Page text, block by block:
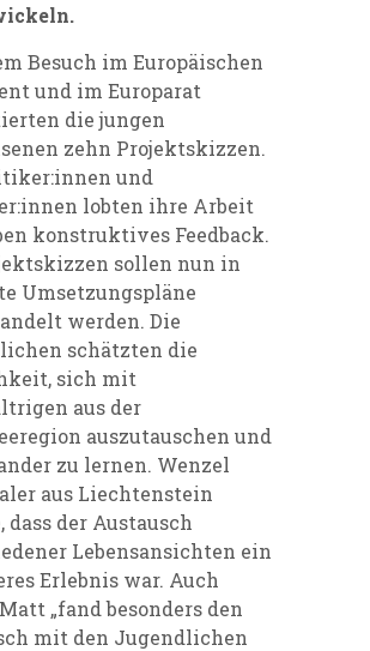
Besuch im Europäischen
und im Europarat
die jungen
zehn Projektskizzen.
und
lobten ihre Arbeit
konstruktives Feedback.
sollen nun in
Umsetzungspläne
werden. Die
schätzten die
sich mit
aus der
auszutauschen und
zu lernen. Wenzel
aus Liechtenstein
dass der Austausch
Lebensansichten ein
Erlebnis war. Auch
„fand besonders den
mit den Jugendlichen